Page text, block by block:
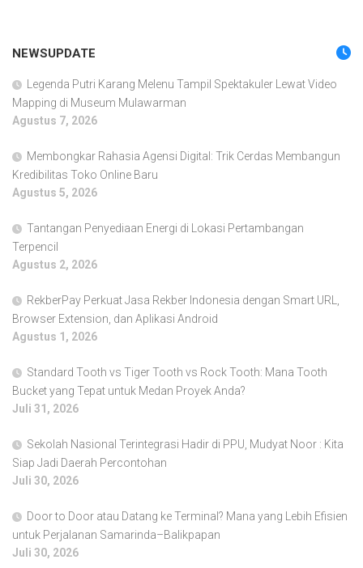
NEWSUPDATE
Legenda Putri Karang Melenu Tampil Spektakuler Lewat Video
Mapping di Museum Mulawarman
Agustus 7, 2026
Membongkar Rahasia Agensi Digital: Trik Cerdas Membangun
Kredibilitas Toko Online Baru
Agustus 5, 2026
Tantangan Penyediaan Energi di Lokasi Pertambangan
Terpencil
Agustus 2, 2026
RekberPay Perkuat Jasa Rekber Indonesia dengan Smart URL,
Browser Extension, dan Aplikasi Android
Agustus 1, 2026
Standard Tooth vs Tiger Tooth vs Rock Tooth: Mana Tooth
Bucket yang Tepat untuk Medan Proyek Anda?
Juli 31, 2026
Sekolah Nasional Terintegrasi Hadir di PPU, Mudyat Noor : Kita
Siap Jadi Daerah Percontohan
Juli 30, 2026
Door to Door atau Datang ke Terminal? Mana yang Lebih Efisien
untuk Perjalanan Samarinda–Balikpapan
Juli 30, 2026